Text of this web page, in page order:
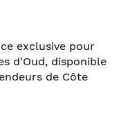
exclusive pour
d'Oud, disponible
de Côte